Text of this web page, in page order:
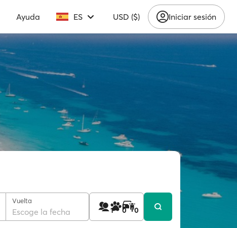
Ayuda ES USD ($) Iniciar sesión
Vuelta
Escoge la fecha 1 0 0